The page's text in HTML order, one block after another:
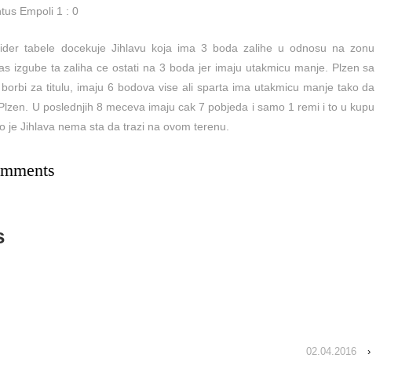
Empoli 1 : 0
tabele docekuje Jihlavu koja ima 3 boda zalihe u odnosu na zonu
izgube ta zaliha ce ostati na 3 boda jer imaju utakmicu manje. Plzen sa
za titulu, imaju 6 bodova vise ali sparta ima utakmicu manje tako da
U poslednjih 8 meceva imaju cak 7 pobjeda i samo 1 remi i to u kupu
je Jihlava nema sta da trazi na ovom terenu.
02.04.2016 ›